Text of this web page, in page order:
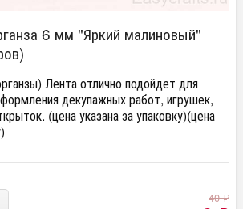
6 мм "Яркий малиновый"
Лента отлично подойдет для
декупажных работ, игрушек,
(цена указана за упаковку)(цена
40₽